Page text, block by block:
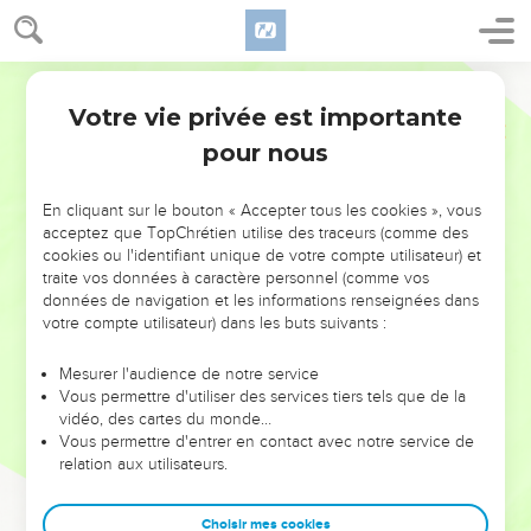
NE MANQUEZ PAS L’ÉVÉNEMENT
DE L’ANNÉE !
ET SI LEURS ERREURS POUVAIENT VOUS ÉVITER LES
VOTRES ?
leur foi ou leur vision. Mais on voit moins les doutes, les erreurs
et les saisons difficiles qu'ils ont traversés, alors même que ce
sont elles qui les ont façonnés.
Dans cette conférence, leaders, entrepreneurs, et responsables
clés pour avancer avec plus de sagesse afin que leurs erreurs
Votre vie privée est importante
pour nous
En cliquant sur le bouton « Accepter tous les cookies », vous
acceptez que TopChrétien utilise des traceurs (comme des
cookies ou l'identifiant unique de votre compte utilisateur) et
traite vos données à caractère personnel (comme vos
données de navigation et les informations renseignées dans
votre compte utilisateur) dans les buts suivants :
Mesurer l'audience de notre service
Vous permettre d'utiliser des services tiers tels que de la
vidéo, des cartes du monde…
Vous permettre d'entrer en contact avec notre service de
relation aux utilisateurs.
Choisir mes cookies